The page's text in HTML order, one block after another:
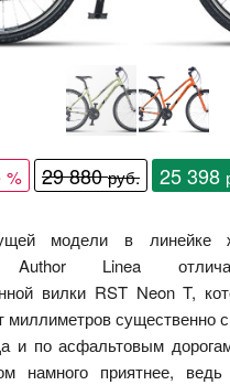
% 29 880руб. 25 398
модели в линейке
Author Linea
вилки RST Neon T,
миллиметров существенно
и по асфальтовым
намного приятнее,